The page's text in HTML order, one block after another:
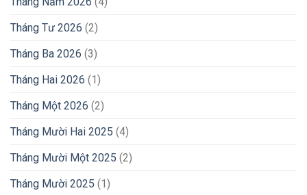
Tháng Tư 2026 (2)
Tháng Ba 2026 (3)
Tháng Hai 2026 (1)
Tháng Một 2026 (2)
Tháng Mười Hai 2025 (4)
Tháng Mười Một 2025 (2)
Tháng Mười 2025 (1)